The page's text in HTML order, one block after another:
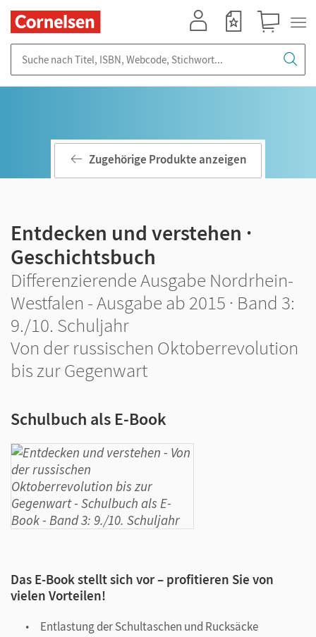
Zugehörige Produkte anzeigen
Entdecken und verstehen ·
Geschichtsbuch
Differenzierende Ausgabe Nordrhein-
Westfalen - Ausgabe ab 2015 · Band 3:
9./10. Schuljahr
Von der russischen Oktoberrevolution
bis zur Gegenwart
Schulbuch als E-Book
Das E-Book stellt sich vor – profitieren Sie von
vielen Vorteilen!
Entlastung der Schultaschen und Rucksäcke